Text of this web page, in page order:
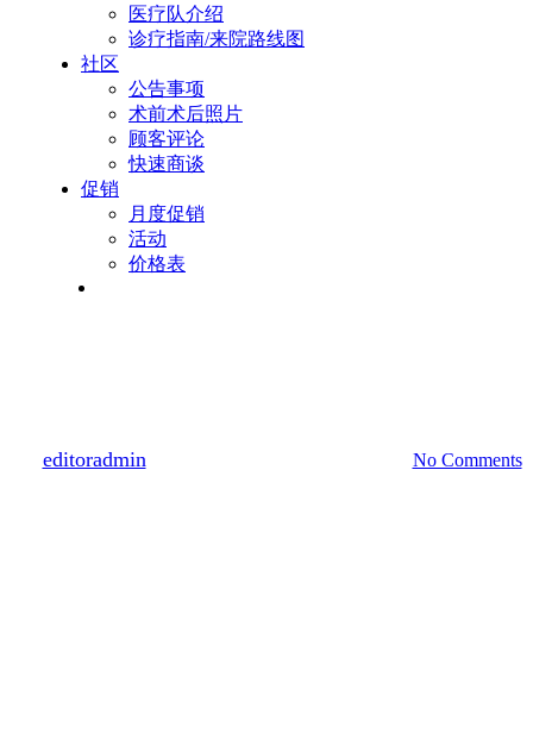
医疗队介绍
诊疗指南/来院路线图
社区
公告事项
术前术后照片
顾客评论
快速商谈
促销
月度促销
活动
价格表
editoradmin No Comments